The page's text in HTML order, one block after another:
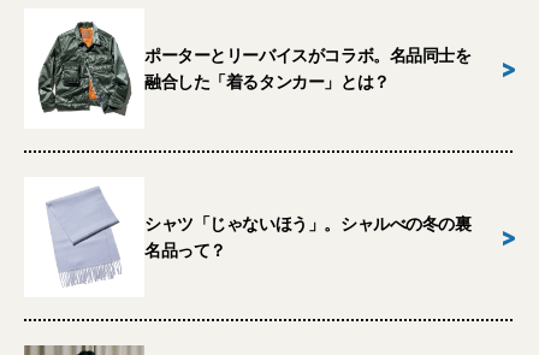
ポーターとリーバイスがコラボ。名品同士を
融合した「着るタンカー」とは？
>
シャツ「じゃないほう」。シャルべの冬の裏
名品って？
>